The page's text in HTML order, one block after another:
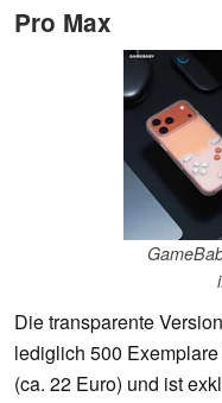
Pro Max
Die transparente
lediglich 500
(ca. 22 Euro) und ist